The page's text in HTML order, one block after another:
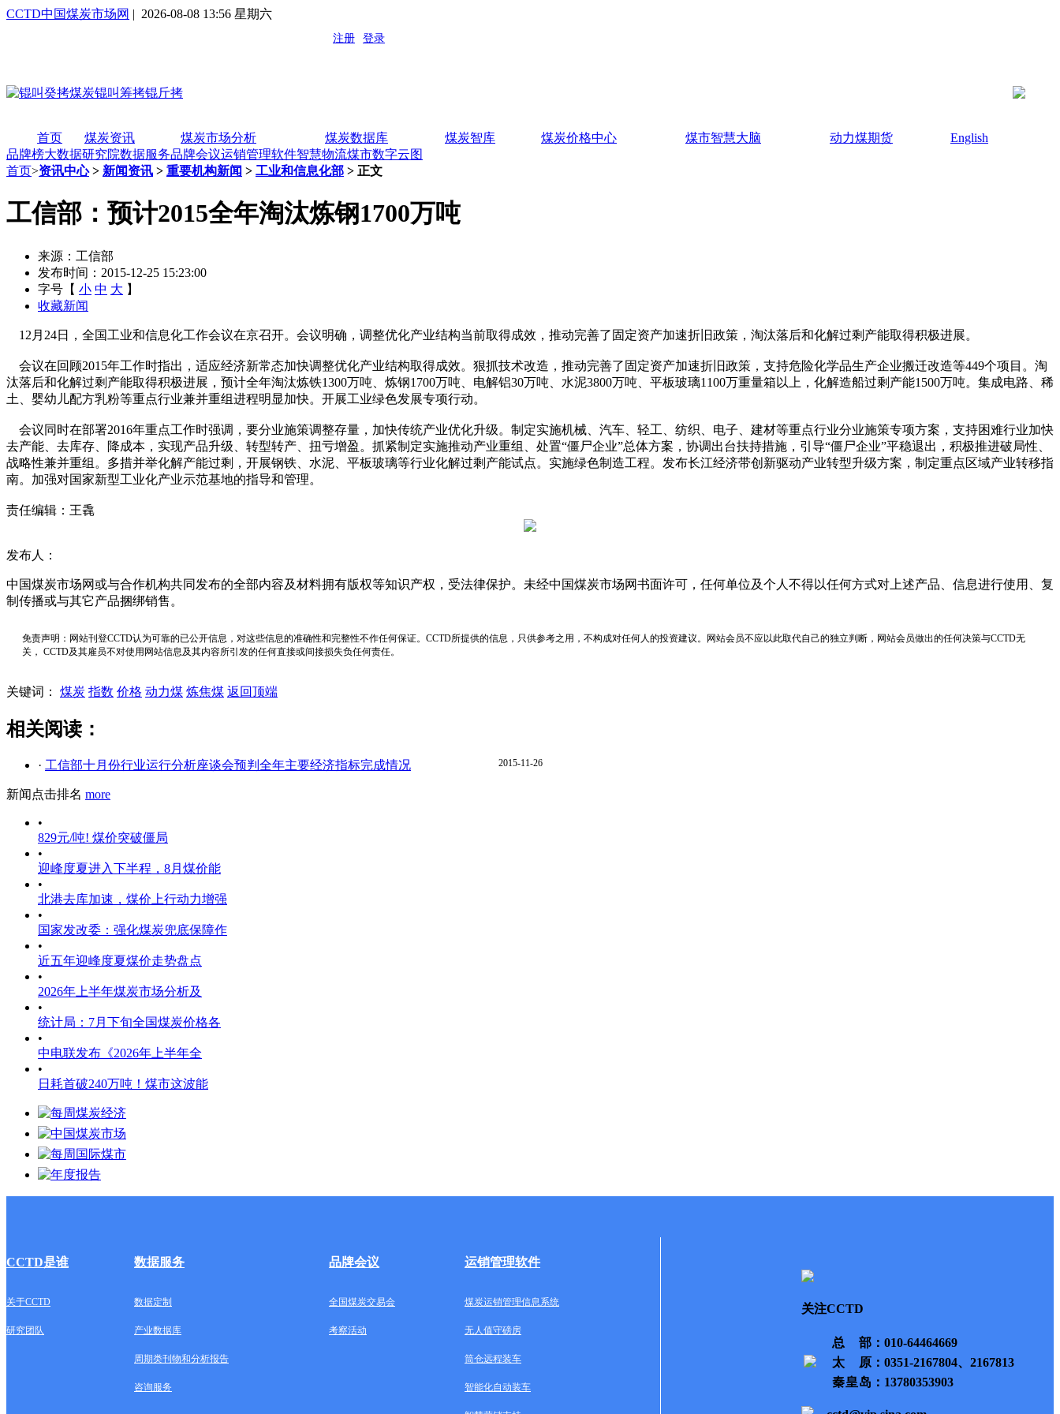
CCTD中国煤炭市场网 | 2026-08-08 13:56 星期六
首页 煤炭资讯 煤炭市场分析 煤炭数据库 煤炭智库 煤炭价格中心 煤市智慧大脑 动力煤期货
English
品牌榜大数据研究院数据服务品牌会议运销管理软件智慧物流煤市数字云图
首页>资讯中心> 新闻资讯 > 重要机构新闻 > 工业和信息化部 > 正文
工信部：预计2015全年淘汰炼钢1700万吨
来源：工信部
发布时间：2015-12-25 15:23:00
字号【 小 中 大 】
收藏新闻
12月24日，全国工业和信息化工作会议在京召开。会议明确，调整优化产业结构当前取得成效，推动完善了固定资产加速折旧政策，淘汰落后和化解过剩产能取得积极进展。
会议在回顾2015年工作时指出，适应经济新常态加快调整优化产业结构取得成效。狠抓技术改造，推动完善了固定资产加速折旧政策，支持危险化学品生产企业搬迁改造等449个项目。淘
汰落后和化解过剩产能取得积极进展，预计全年淘汰炼铁1300万吨、炼钢1700万吨、电解铝30万吨、水泥3800万吨、平板玻璃1100万重量箱以上，化解造船过剩产能1500万吨。集成电路、稀
土、婴幼儿配方乳粉等重点行业兼并重组进程明显加快。开展工业绿色发展专项行动。
会议同时在部署2016年重点工作时强调，要分业施策调整存量，加快传统产业优化升级。制定实施机械、汽车、轻工、纺织、电子、建材等重点行业分业施策专项方案，支持困难行业加快
去产能、去库存、降成本，实现产品升级、转型转产、扭亏增盈。抓紧制定实施推动产业重组、处置“僵尸企业”总体方案，协调出台扶持措施，引导“僵尸企业”平稳退出，积极推进破局性、
战略性兼并重组。多措并举化解产能过剩，开展钢铁、水泥、平板玻璃等行业化解过剩产能试点。实施绿色制造工程。发布长江经济带创新驱动产业转型升级方案，制定重点区域产业转移指
南。加强对国家新型工业化产业示范基地的指导和管理。
责任编辑：王毳
发布人：
中国煤炭市场网或与合作机构共同发布的全部内容及材料拥有版权等知识产权，受法律保护。未经中国煤炭市场网书面许可，任何单位及个人不得以任何方式对上述产品、信息进行使用、复
制传播或与其它产品捆绑销售。
免责声明：网站刊登CCTD认为可靠的已公开信息，对这些信息的准确性和完整性不作任何保证。CCTD所提供的信息，只供参考之用，不构成对任何人的投资建议。网站会员不应以此取代自己的独立判断，网站会员做出的任何决策与CCTD无
关， CCTD及其雇员不对使用网站信息及其内容所引发的任何直接或间接损失负任何责任。
关键词： 煤炭 指数 价格 动力煤 炼焦煤 返回顶端
相关阅读：
· 工信部十月份行业运行分析座谈会预判全年主要经济指标完成情况 2015-11-26
新闻点击排名 more
•
829元/吨! 煤价突破僵局
•
迎峰度夏进入下半程，8月煤价能
•
北港去库加速，煤价上行动力增强
•
国家发改委：强化煤炭兜底保障作
•
近五年迎峰度夏煤价走势盘点
•
2026年上半年煤炭市场分析及
•
统计局：7月下旬全国煤炭价格各
•
中电联发布《2026年上半年全
•
日耗首破240万吨！煤市这波能
CCTD是谁 数据服务 品牌会议 运销管理软件
关于CCTD 数据定制 全国煤炭交易会 煤炭运销管理信息系统
研究团队 产业数据库 考察活动 无人值守磅房
周期类刊物和分析报告 筒仓远程装车
咨询服务 智能化自动装车
关注CCTD
总部 ：010-64464669
太原 ：0351-2167804、2167813
秦皇岛 ：13780353903